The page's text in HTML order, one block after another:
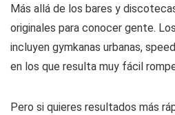
Más allá de los bares y
originales para conocer gente.
incluyen gymkanas urbanas,
en los que resulta muy fácil
Pero si quieres resultados más